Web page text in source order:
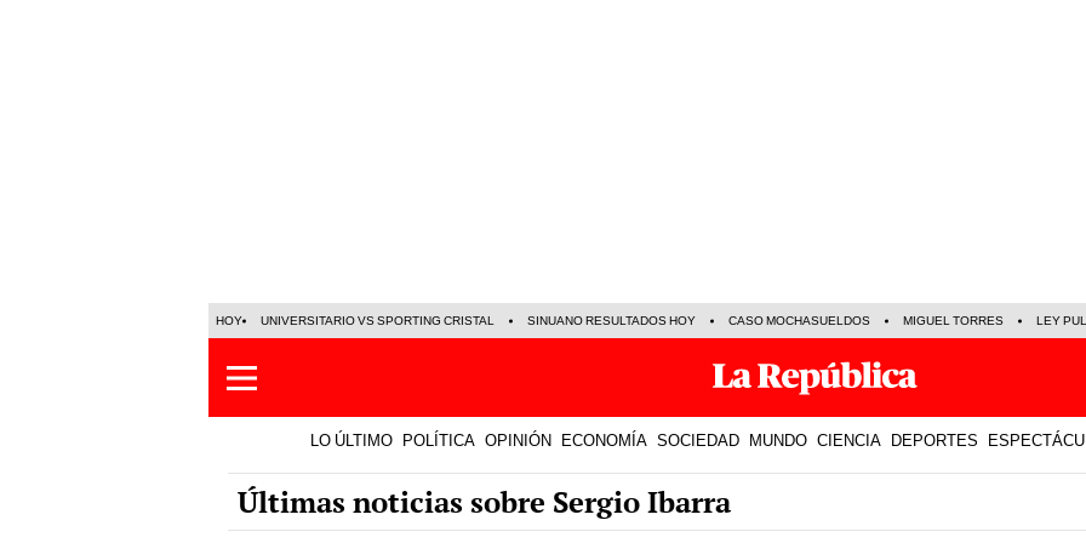
HOY UNIVERSITARIO VS SPORTING CRISTAL SINUANO RESULTADOS HOY CASO MOCHASUELDOS MIGUEL TORRES LEY
LO ÚLTIMO POLÍTICA OPINIÓN ECONOMÍA SOCIEDAD MUNDO CIENCIA DEPORTES
Últimas noticias sobre Sergio Ibarra